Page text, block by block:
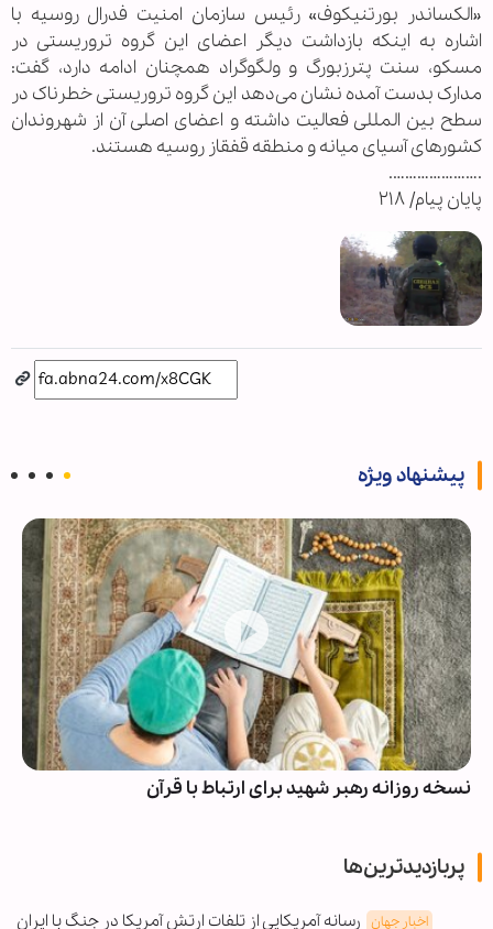
«الکساندر بورتنیکوف» رئیس سازمان امنیت فدرال روسیه با
اشاره به اینکه بازداشت دیگر اعضای این گروه تروریستی در
مسکو، سنت پترزبورگ و ولگوگراد همچنان ادامه دارد، گفت:
مدارک بدست آمده نشان می‌دهد این گروه تروریستی خطرناک در
سطح بین المللی فعالیت داشته و اعضای اصلی آن از شهروندان
کشورهای آسیای میانه و منطقه قفقاز روسیه هستند.
.………………….
پایان پیام/ ۲۱۸
پیشنهاد ویژه
نسخه روزانه رهبر شهید برای ارتباط با قرآن
پربازدیدترین‌ها
اخبار جهان رسانه آمریکایی از تلفات ارتش آمریکا در جنگ با ایران